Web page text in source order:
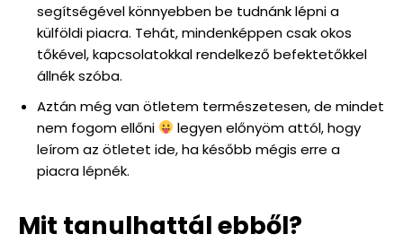
segítségével könnyebben be tudnánk lépni a
külföldi piacra. Tehát, mindenképpen csak okos
tőkével, kapcsolatokkal rendelkező befektetőkkel
állnék szóba.
Aztán még van ötletem természetesen, de mindet
nem fogom ellőni
legyen előnyöm attól, hogy
leírom az ötletet ide, ha később mégis erre a
piacra lépnék.
Mit tanulhattál ebből?